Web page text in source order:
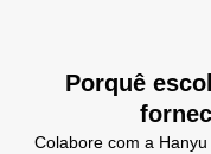
Porquê
Colabore com a